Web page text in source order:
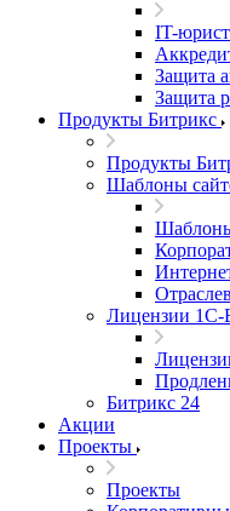
IT-юрист
Защита
Защита
Продукты Битрикс
Продукты
Шаблоны
Лицензии 1С-
Битрикс 24
Акции
Проекты
Проекты